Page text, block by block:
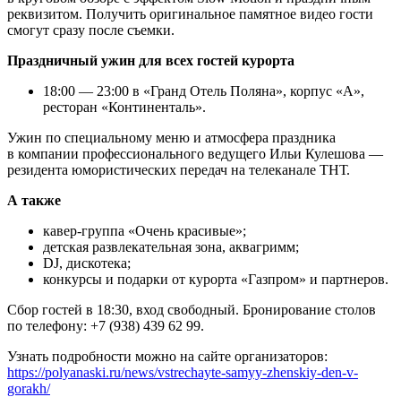
реквизитом. Получить оригинальное памятное видео гости
смогут сразу после съемки.
Праздничный ужин для всех гостей курорта
18:00 — 23:00 в «Гранд Отель Поляна», корпус «А»,
ресторан «Континенталь».
Ужин по специальному меню и атмосфера праздника
в компании профессионального ведущего Ильи Кулешова —
резидента юмористических передач на телеканале ТНТ.
А также
кавер-группа «Очень красивые»;
детская развлекательная зона, аквагримм;
DJ, дискотека;
конкурсы и подарки от курорта «Газпром» и партнеров.
Сбор гостей в 18:30, вход свободный. Бронирование столов
по телефону: +7 (938) 439 62 99.
Узнать подробности можно на сайте организаторов:
https://polyanaski.ru/news/vstrechayte-samyy-zhenskiy-den-v-
gorakh/